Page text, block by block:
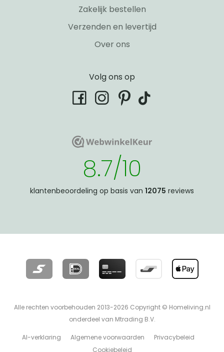
Zakelijk bestellen
Verzenden en levertijd
Over ons
Volg ons op
facebookinstagram
pinterest
tiktok
WebwinkelKeurWebwinkelKeur
8.7/10
klantenbeoordeling op basis van 12075 reviews
Alle rechten voorbehouden 2013-2026 Copyright © Homeliving.nl
onderdeel van Mtrading B.V.
AI-verklaring Algemene voorwaarden
Privacybeleid
Cookiebeleid